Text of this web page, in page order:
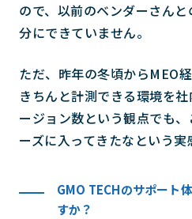
ので、以前のベンダーさん
分にできていません。
ただ、昨年の冬頃からMEO
きちんと計測できる環境を
ージョン数という観点でも
ーズに入ってきたなという実
GMO TECHのサポート
すか？